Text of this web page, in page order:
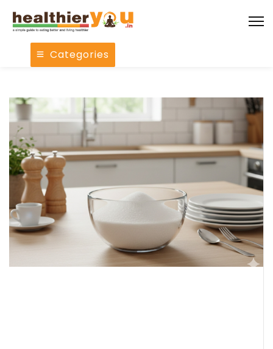
Categories